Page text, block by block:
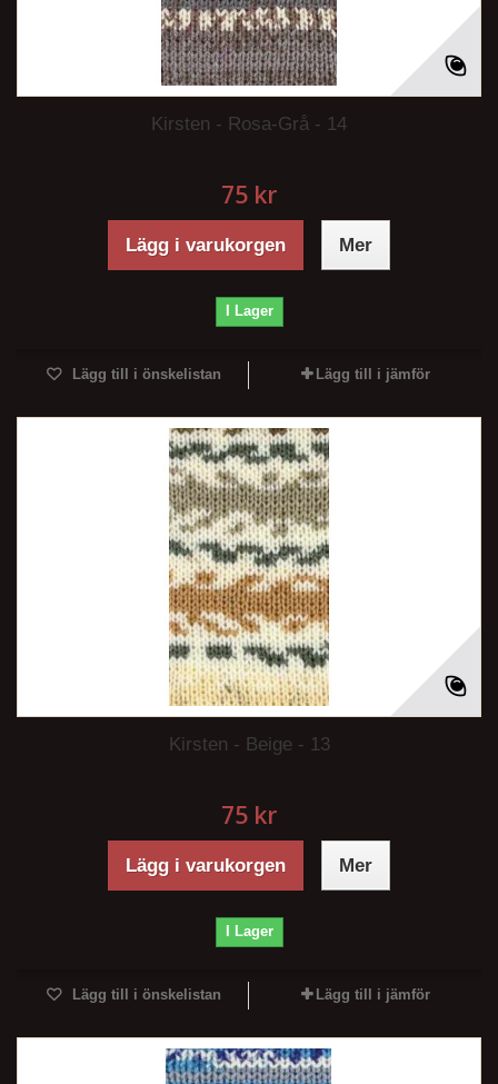
Kirsten - Rosa-Grå - 14
75 kr
Lägg i varukorgen Mer
I Lager
Lägg till i önskelistan Lägg till i jämför
Kirsten - Beige - 13
75 kr
Lägg i varukorgen Mer
I Lager
Lägg till i önskelistan Lägg till i jämför